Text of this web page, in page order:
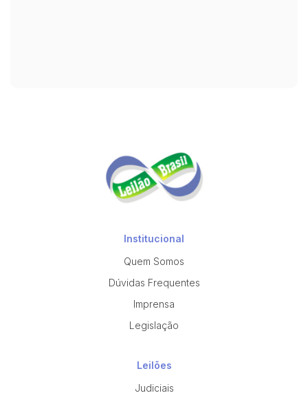
Institucional
Quem Somos
Dúvidas Frequentes
Imprensa
Legislação
Leilões
Judiciais